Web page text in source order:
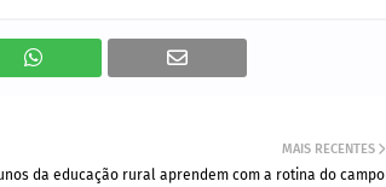
MAIS RECENTES
da educação rural aprendem com a rotina do campo